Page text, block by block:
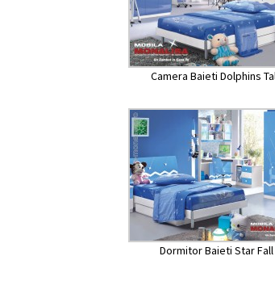
Camera Baieti Dolphins
Dormitor Baieti Star Fall